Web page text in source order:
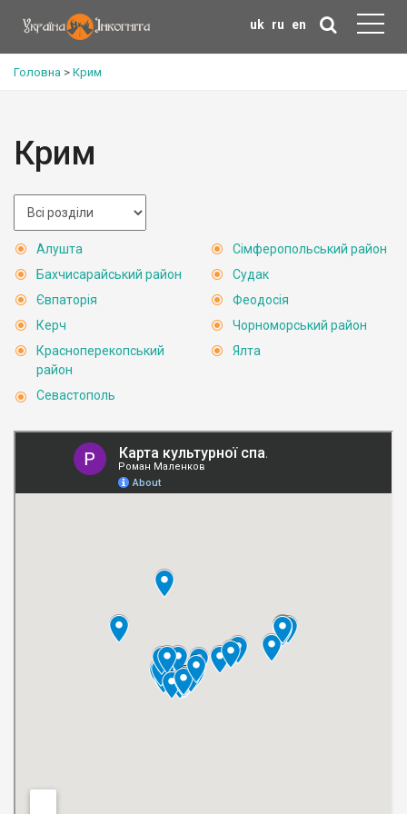
uk ru en
Головна > Крим
Крим
Алушта
Бахчисарайський район
Євпаторія
Керч
Красноперекопський
район
Севастополь
Сімферопольський район
Судак
Феодосія
Чорноморський район
Ялта